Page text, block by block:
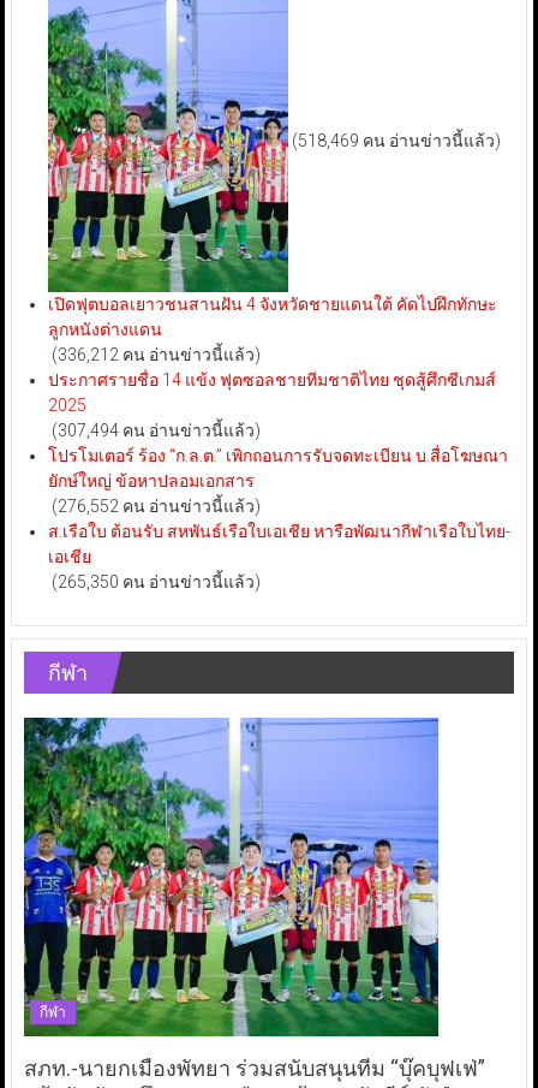
(518,469 คน อ่านข่าวนี้แล้ว)
เปิดฟุตบอลเยาวชนสานฝัน 4 จังหวัดชายแดนใต้ คัดไปฝึกทักษะ
ลูกหนังต่างแดน
(336,212 คน อ่านข่าวนี้แล้ว)
ประกาศรายชื่อ 14 แข้ง ฟุตซอลชายทีมชาติไทย ชุดสู้ศึกซีเกมส์
2025
(307,494 คน อ่านข่าวนี้แล้ว)
โปรโมเตอร์ ร้อง “ก.ล.ต.” เพิกถอนการรับจดทะเบียน บ.สื่อโฆษณา
ยักษ์ใหญ่ ข้อหาปลอมเอกสาร
(276,552 คน อ่านข่าวนี้แล้ว)
ส.เรือใบ ต้อนรับ สหพันธ์เรือใบเอเชีย หารือพัฒนากีฬาเรือใบไทย-
เอเชีย
(265,350 คน อ่านข่าวนี้แล้ว)
กีฬา
กีฬา
สภท.-นายกเมืองพัทยา ร่วมสนับสนุนทีม “บุ๊คบุฟเฟ่”